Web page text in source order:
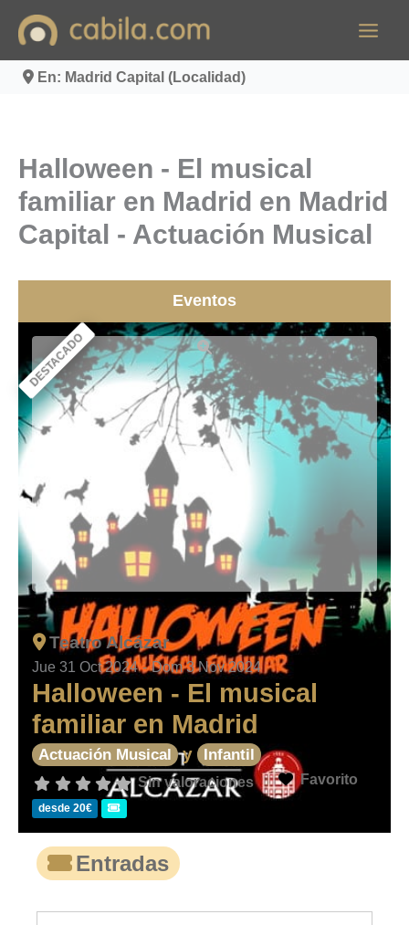
contenido
En: Madrid Capital (Localidad)
Halloween - El musical
familiar en Madrid en Madrid
Capital - Actuación Musical
Eventos
DESTACADO
Teatro Alcázar
Jue 31 Oct 2024 - Dom 3 Nov 2024
Halloween - El musical
familiar en Madrid
Actuación Musical y Infantil
Sin valoraciones Favorito
desde 20€
Entradas